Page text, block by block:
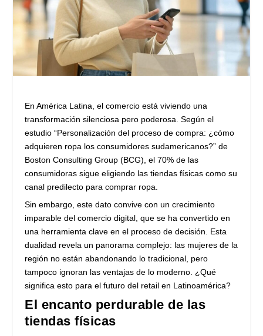
En América Latina, el comercio está viviendo una
transformación silenciosa pero poderosa. Según el
estudio “Personalización del proceso de compra: ¿cómo
adquieren ropa los consumidores sudamericanos?” de
Boston Consulting Group (BCG), el 70% de las
consumidoras sigue eligiendo las tiendas físicas como su
canal predilecto para comprar ropa.
Sin embargo, este dato convive con un crecimiento
imparable del comercio digital, que se ha convertido en
una herramienta clave en el proceso de decisión. Esta
dualidad revela un panorama complejo: las mujeres de la
región no están abandonando lo tradicional, pero
tampoco ignoran las ventajas de lo moderno. ¿Qué
significa esto para el futuro del retail en Latinoamérica?
El encanto perdurable de las
tiendas físicas